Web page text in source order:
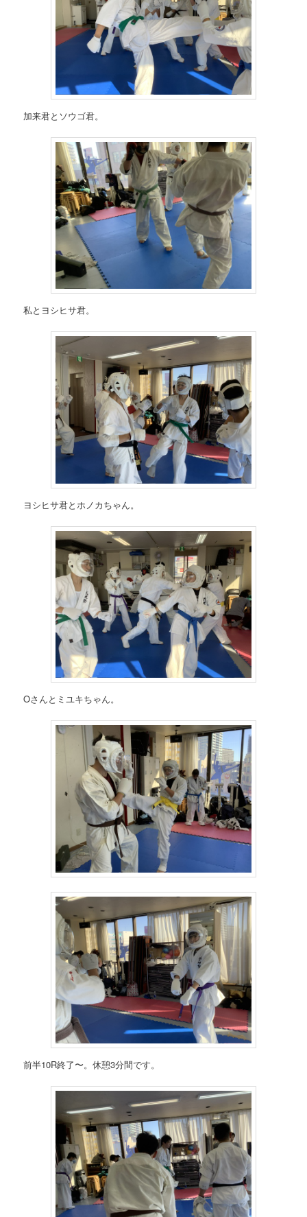
加来君とソウゴ君。
私とヨシヒサ君。
ヨシヒサ君とホノカちゃん。
Oさんとミユキちゃん。
前半10R終了〜。休憩3分間です。